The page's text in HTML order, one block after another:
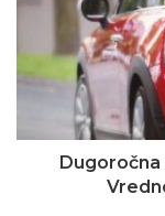
Dugoročna